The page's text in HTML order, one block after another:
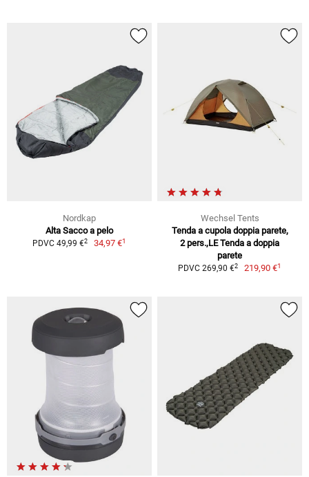
Nordkap
Alta Sacco a pelo
PDVC 49,99 €2 34,97 €1
Wechsel Tents
Tenda a cupola doppia parete,
2 pers.,LE Tenda a doppia
parete
PDVC 269,90 €2 219,90 €1